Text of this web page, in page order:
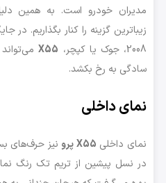
مدیران خودرو است. به همین
زیباترین گزینه را کنار بگذاریم. در
2008، جوک یا کپچر،
X55
سادگی به رخ بکشد.
نمای داخلی
نمای داخلی X55 پرو
نیز حرف‌های
در نسل پیشین از تریم تک رنگ